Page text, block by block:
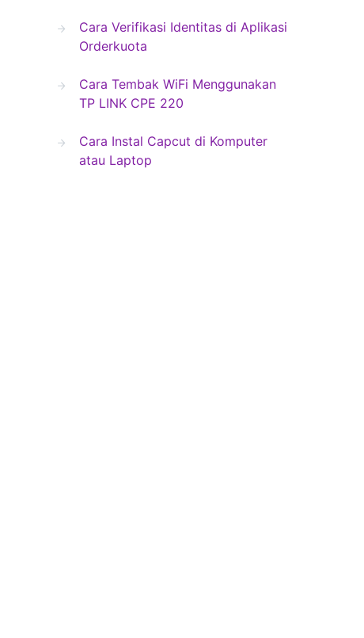
Cara Verifikasi Identitas di Aplikasi
Orderkuota
Cara Tembak WiFi Menggunakan
TP LINK CPE 220
Cara Instal Capcut di Komputer
atau Laptop